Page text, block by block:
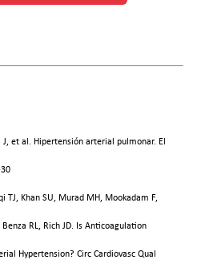
J, et al. Hipertensión arterial pulmonar. El
TJ, Khan SU, Murad MH, Mookadam F,
RL, Rich JD. Is Anticoagulation
Hypertension? Circ Cardiovasc Qual